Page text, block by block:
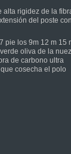
alta rigidez de la
del poste con
pie los 9m 12 m 15
oliva de la nuez
de carbono ultra
cosecha el polo